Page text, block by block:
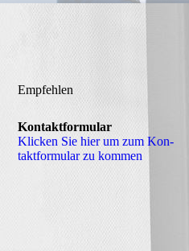
Empfehlen
Kontaktformular
Klicken Sie hier um zum Kon­
takt­for­mu­lar zu kommen